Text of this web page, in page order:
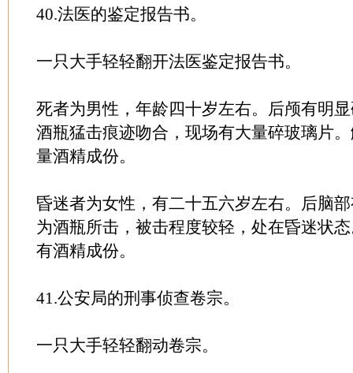
40.法医的鉴定报告书。
一只大手轻轻翻开法医鉴定报告书。
死者为男性，年龄四十岁左右。后颅有明
酒瓶猛击痕迹吻合，现场有大量碎玻璃片
量酒精成份。
昏迷者为女性，有二十五六岁左右。后脑
为酒瓶所击，被击程度较轻，处在昏迷状
有酒精成份。
41.公安局的刑事侦查卷宗。
一只大手轻轻翻动卷宗。